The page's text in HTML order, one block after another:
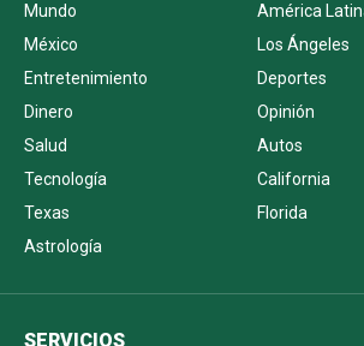
Mundo
América
México
Los Ángeles
Entretenimiento
Deportes
Dinero
Opinión
Salud
Autos
Tecnología
California
Texas
Florida
Astrología
SERVICIOS